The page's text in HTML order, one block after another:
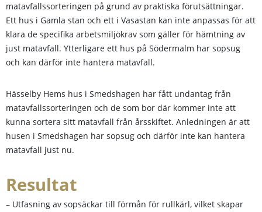
matavfallssorteringen på grund av praktiska förutsättningar.
Ett hus i Gamla stan och ett i Vasastan kan inte anpassas för att
klara de specifika arbetsmiljökrav som gäller för hämtning av
just matavfall. Ytterligare ett hus på Södermalm har sopsug
och kan därför inte hantera matavfall.
Hässelby Hems hus i Smedshagen har fått undantag från
matavfallssorteringen och de som bor där kommer inte att
kunna sortera sitt matavfall från årsskiftet. Anledningen är att
husen i Smedshagen har sopsug och därför inte kan hantera
matavfall just nu.
Resultat
– Utfasning av sopsäckar till förmån för rullkärl, vilket skapar